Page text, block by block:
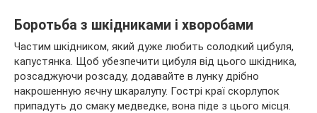
Боротьба з шкідниками і хворобами
Частим шкідником, який дуже любить солодкий цибуля,
капустянка. Щоб убезпечити цибуля від цього шкідника,
розсаджуючи розсаду, додавайте в лунку дрібно
накрошенную яєчну шкаралупу. Гострі краї скорлупок
припадуть до смаку медведке, вона піде з цього місця.